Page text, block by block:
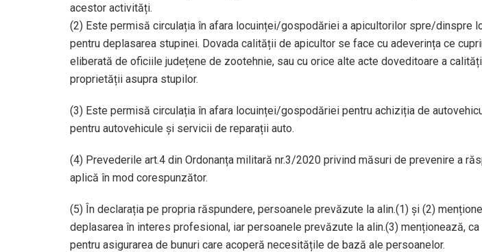
acestor activități.
(2) Este permisă circulația în afara locuinței/gospodăriei a apicultorilor spre/dinspre
pentru deplasarea stupinei. Dovada calității de apicultor se face cu adeverința ce
eliberată de oficiile județene de zootehnie, sau cu orice alte acte doveditoare a
proprietății asupra stupilor.
(3) Este permisă circulația în afara locuinței/gospodăriei pentru achiziția de
pentru autovehicule și servicii de reparații auto.
(4) Prevederile art.4 din Ordonanța militară nr.3/2020 privind măsuri de prevenire a
aplică în mod corespunzător.
(5) În declarația pe propria răspundere, persoanele prevăzute la alin.(1) și (2)
deplasarea în interes profesional, iar persoanele prevăzute la alin.(3) menționează,
pentru asigurarea de bunuri care acoperă necesitățile de bază ale persoanelor.